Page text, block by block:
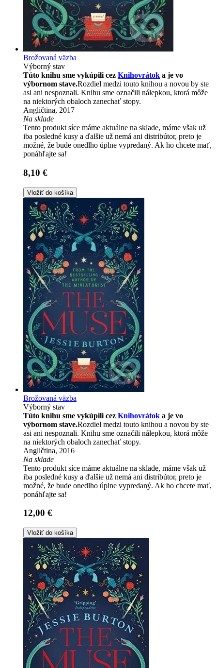
Brožovaná väzba
Výborný stav
Túto knihu sme vykúpili cez Knihovrátok a je vo
výbornom stave.Rozdiel medzi touto knihou a novou by ste
asi ani nespoznali. Knihu sme označili nálepkou, ktorá môže
na niektorých obaloch zanechať stopy.
Angličtina, 2017
Na sklade
Tento produkt síce máme aktuálne na sklade, máme však už
iba posledné kusy a ďalšie už nemá ani distribútor, preto je
možné, že bude onedlho úplne vypredaný. Ak ho chcete mať,
ponáhľajte sa!
8,10 €
Vložiť do košíka
Brožovaná väzba
Výborný stav
Túto knihu sme vykúpili cez Knihovrátok a je vo
výbornom stave.Rozdiel medzi touto knihou a novou by ste
asi ani nespoznali. Knihu sme označili nálepkou, ktorá môže
na niektorých obaloch zanechať stopy.
Angličtina, 2016
Na sklade
Tento produkt síce máme aktuálne na sklade, máme však už
iba posledné kusy a ďalšie už nemá ani distribútor, preto je
možné, že bude onedlho úplne vypredaný. Ak ho chcete mať,
ponáhľajte sa!
12,00 €
Vložiť do košíka